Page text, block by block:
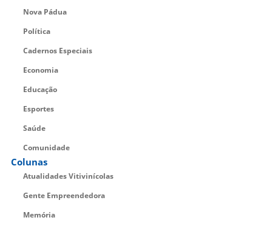
Nova Pádua
Política
Cadernos Especiais
Economia
Educação
Esportes
Saúde
Comunidade
Colunas
Atualidades Vitivinícolas
Gente Empreendedora
Memória